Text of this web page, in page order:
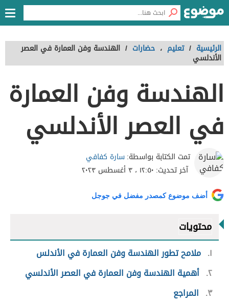
الرئيسية / تعليم ، حضارات / الهندسة وفن العمارة في العصر
الأندلسي
الهندسة وفن العمارة
في العصر الأندلسي
تمت الكتابة بواسطة:سارة كفافي
آخر تحديث: ١٢:٥٠ ، ٣ أغسطس ٢٠٢٣
أضف موضوع كمصدر مفضل في جوجل
محتويات
١ ملامح تطور الهندسة وفن العمارة في الأندلس
٢ أهمية الهندسة وفن العمارة في العصر الأندلسي
٣
المراجع